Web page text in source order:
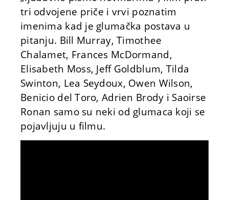
tri odvojene priče i vrvi poznatim
imenima kad je glumačka postava u
pitanju. Bill Murray, Timothee
Chalamet, Frances McDormand,
Elisabeth Moss, Jeff Goldblum, Tilda
Swinton, Lea Seydoux, Owen Wilson,
Benicio del Toro, Adrien Brody i Saoirse
Ronan samo su neki od glumaca koji se
pojavljuju u filmu.